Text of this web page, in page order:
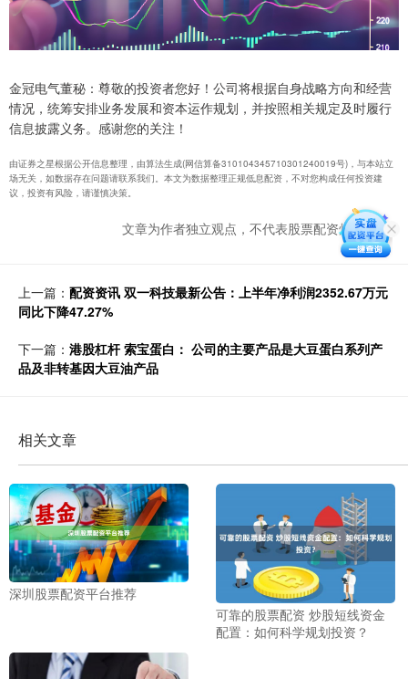
金冠电气董秘：尊敬的投资者您好！公司将根据自身战略方向和经营
情况，统筹安排业务发展和资本运作规划，并按照相关规定及时履行
信息披露义务。感谢您的关注！
由证券之星根据公开信息整理，由算法生成(网信算备310104345710301240019号)，与本站立
场无关，如数据存在问题请联系我们。本文为数据整理正规低息配资，不对您构成任何投资建
议，投资有风险，请谨慎决策。
文章为作者独立观点，不代表股票配资炒股观点
上一篇： 配资资讯 双一科技最新公告：上半年净利润2352.67万元
同比下降47.27%
下一篇： 港股杠杆 索宝蛋白： 公司的主要产品是大豆蛋白系列产
品及非转基因大豆油产品
相关文章
深圳股票配资平台推荐
可靠的股票配资 炒股短线资金
配置：如何科学规划投资？